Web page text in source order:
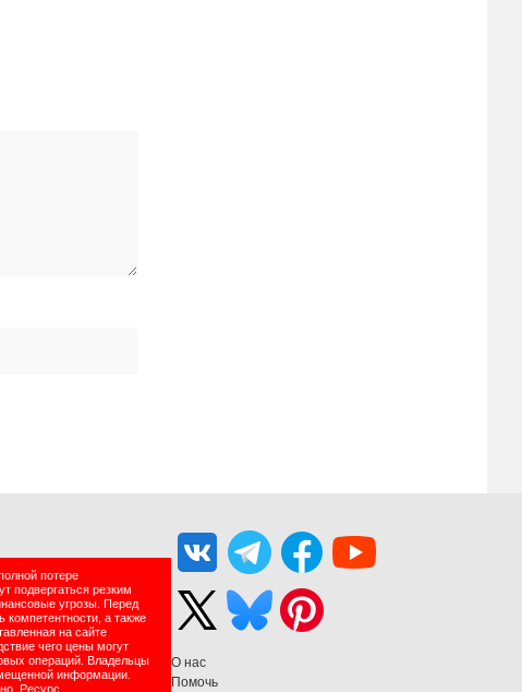
потере
подвергаться резким
угрозы. Перед
компетентности, а также
на сайте
чего цены могут
операций. Владельцы
информации.
Ресурс
О нас
Помочь